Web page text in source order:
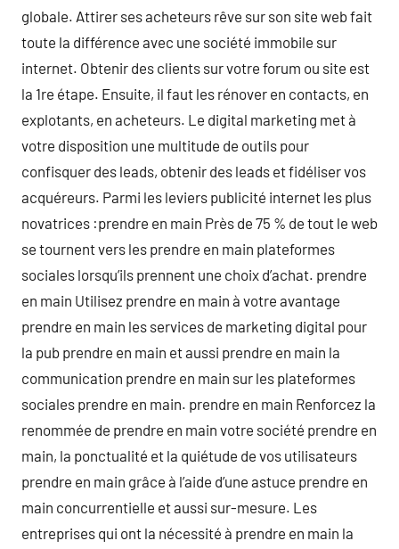
globale. Attirer ses acheteurs rêve sur son site web fait
toute la différence avec une société immobile sur
internet. Obtenir des clients sur votre forum ou site est
la 1re étape. Ensuite, il faut les rénover en contacts, en
explotants, en acheteurs. Le digital marketing met à
votre disposition une multitude de outils pour
confisquer des leads, obtenir des leads et fidéliser vos
acquéreurs. Parmi les leviers publicité internet les plus
novatrices :prendre en main Près de 75 % de tout le web
se tournent vers les prendre en main plateformes
sociales lorsqu’ils prennent une choix d’achat. prendre
en main Utilisez prendre en main à votre avantage
prendre en main les services de marketing digital pour
la pub prendre en main et aussi prendre en main la
communication prendre en main sur les plateformes
sociales prendre en main. prendre en main Renforcez la
renommée de prendre en main votre société prendre en
main, la ponctualité et la quiétude de vos utilisateurs
prendre en main grâce à l’aide d’une astuce prendre en
main concurrentielle et aussi sur-mesure. Les
entreprises qui ont la nécessité à prendre en main la